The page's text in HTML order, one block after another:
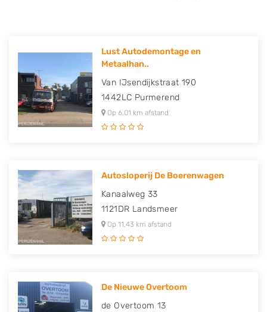
Lust Autodemontage en
Metaalhan..
Van IJsendijkstraat 190
1442LC Purmerend
Op 6,01 km afstand
Autosloperij De Boerenwagen
Kanaalweg 33
1121DR Landsmeer
Op 11,43 km afstand
De Nieuwe Overtoom
de Overtoom 13